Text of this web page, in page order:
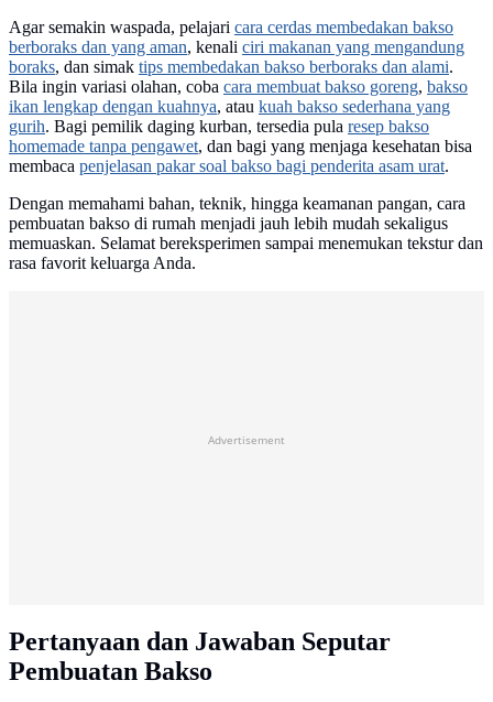
Agar semakin waspada, pelajari cara cerdas membedakan bakso
berboraks dan yang aman, kenali ciri makanan yang mengandung
boraks, dan simak tips membedakan bakso berboraks dan alami.
Bila ingin variasi olahan, coba cara membuat bakso goreng, bakso
ikan lengkap dengan kuahnya, atau kuah bakso sederhana yang
gurih. Bagi pemilik daging kurban, tersedia pula resep bakso
homemade tanpa pengawet, dan bagi yang menjaga kesehatan bisa
membaca penjelasan pakar soal bakso bagi penderita asam urat.
Dengan memahami bahan, teknik, hingga keamanan pangan, cara
pembuatan bakso di rumah menjadi jauh lebih mudah sekaligus
memuaskan. Selamat bereksperimen sampai menemukan tekstur dan
rasa favorit keluarga Anda.
Advertisement
Pertanyaan dan Jawaban Seputar
Pembuatan Bakso